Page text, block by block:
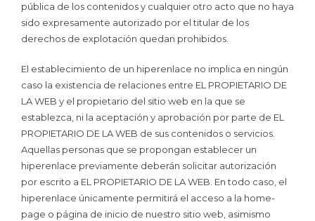
pública de los contenidos y cualquier otro acto que no haya
sido expresamente autorizado por el titular de los
derechos de explotación quedan prohibidos.
El establecimiento de un hiperenlace no implica en ningún
caso la existencia de relaciones entre EL PROPIETARIO DE
LA WEB y el propietario del sitio web en la que se
establezca, ni la aceptación y aprobación por parte de EL
PROPIETARIO DE LA WEB de sus contenidos o servicios.
Aquellas personas que se propongan establecer un
hiperenlace previamente deberán solicitar autorización
por escrito a EL PROPIETARIO DE LA WEB. En todo caso, el
hiperenlace únicamente permitirá el acceso a la home-
page o página de inicio de nuestro sitio web, asimismo